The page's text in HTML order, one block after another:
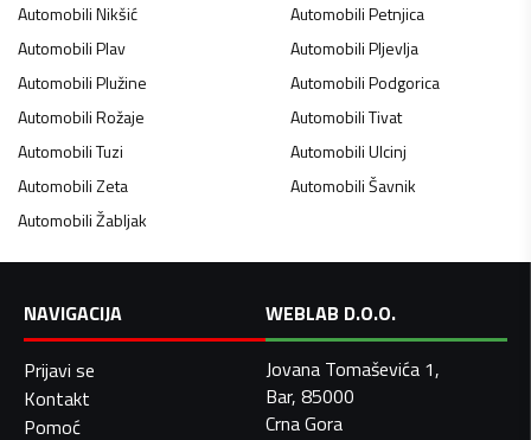
AutomobiliNikšić AutomobiliPetnjica
AutomobiliPlav AutomobiliPljevlja
AutomobiliPlužine AutomobiliPodgorica
AutomobiliRožaje AutomobiliTivat
AutomobiliTuzi AutomobiliUlcinj
AutomobiliZeta AutomobiliŠavnik
AutomobiliŽabljak
NAVIGACIJA
Prijavi se
Kontakt
Pomoć
WEBLAB D.O.O.
Jovana Tomaševića 1,
Bar, 85000
Crna Gora